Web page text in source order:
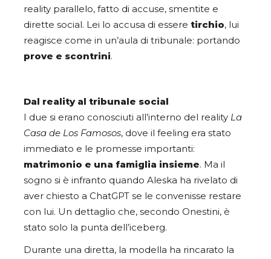
reality parallelo, fatto di accuse, smentite e
dirette social. Lei lo accusa di essere tirchio, lui
reagisce come in un’aula di tribunale: portando
prove e scontrini.
Dal reality al tribunale social
I due si erano conosciuti all’interno del reality La
Casa de Los Famosos, dove il feeling era stato
immediato e le promesse importanti:
matrimonio e una famiglia insieme. Ma il
sogno si è infranto quando Aleska ha rivelato di
aver chiesto a ChatGPT se le convenisse restare
con lui. Un dettaglio che, secondo Onestini, è
stato solo la punta dell’iceberg.
Durante una diretta, la modella ha rincarato la